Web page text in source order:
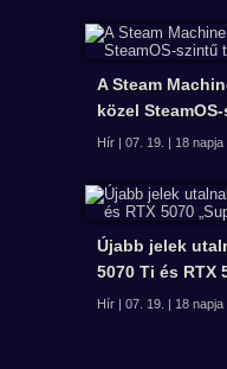
A Steam
közel
Hír | 07. 19. | 18 napja
Újabb jelek
5070 Ti és RTX
Hír | 07. 19. | 18 napja